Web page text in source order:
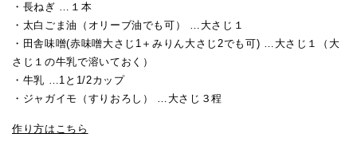
・長ねぎ …１本
・太白ごま油（オリーブ油でも可） …大さじ１
・田舎味噌(赤味噌大さじ1＋みりん大さじ2でも可) …大さじ１（大
さじ１の牛乳で溶いておく）
・牛乳 …1と1/2カップ
・ジャガイモ（すりおろし） …大さじ３程
作り方はこちら